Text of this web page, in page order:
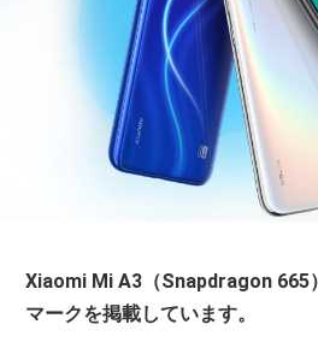
Xiaomi Mi A3（Snapdragon 665
マークを掲載しています。